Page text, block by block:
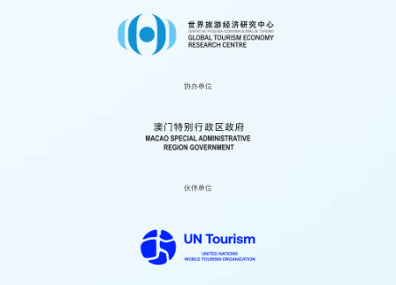
协办单位
伙伴单位